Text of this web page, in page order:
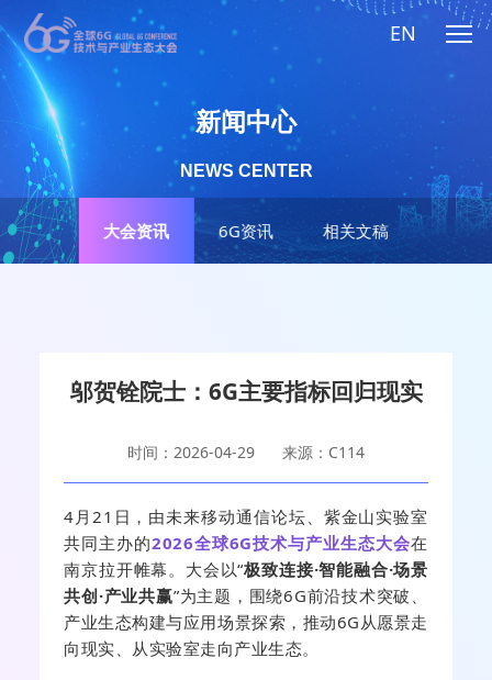
EN
大会资讯 6G资讯 相关文稿
新闻中心
NEWS CENTER
邬贺铨院士：6G主要指标回归现实
时间：2026-04-29 来源：C114
4月21日，由未来移动通信论坛、紫金山实验室
共同主办的2026全球6G技术与产业生态大会在
南京拉开帷幕。大会以“极致连接·智能融合·场景
共创·产业共赢”为主题，围绕6G前沿技术突破、
产业生态构建与应用场景探索，推动6G从愿景走
向现实、从实验室走向产业生态。